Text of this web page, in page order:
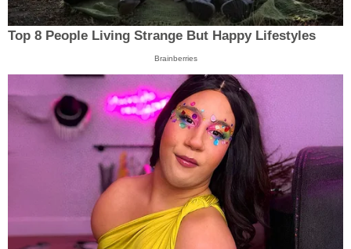
Top 8 People Living Strange But Happy Lifestyles
Brainberries